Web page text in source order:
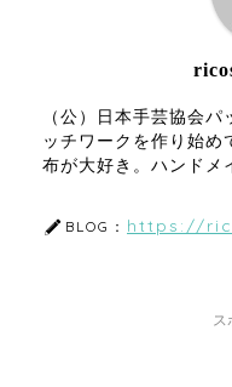
（公）日本手芸協会
ッチワークを作り始め
布が大好き。ハンドメ
BLOG： https://
ス